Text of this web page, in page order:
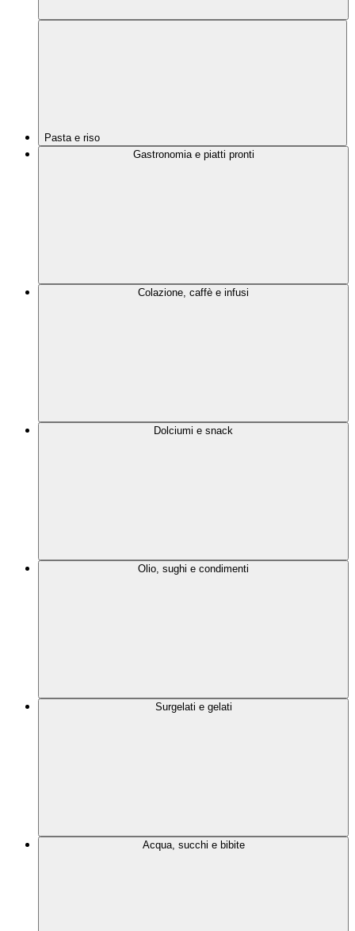
Pasta e riso
Gastronomia e piatti pronti
Colazione, caffè e infusi
Dolciumi e snack
Olio, sughi e condimenti
Surgelati e gelati
Acqua, succhi e bibite